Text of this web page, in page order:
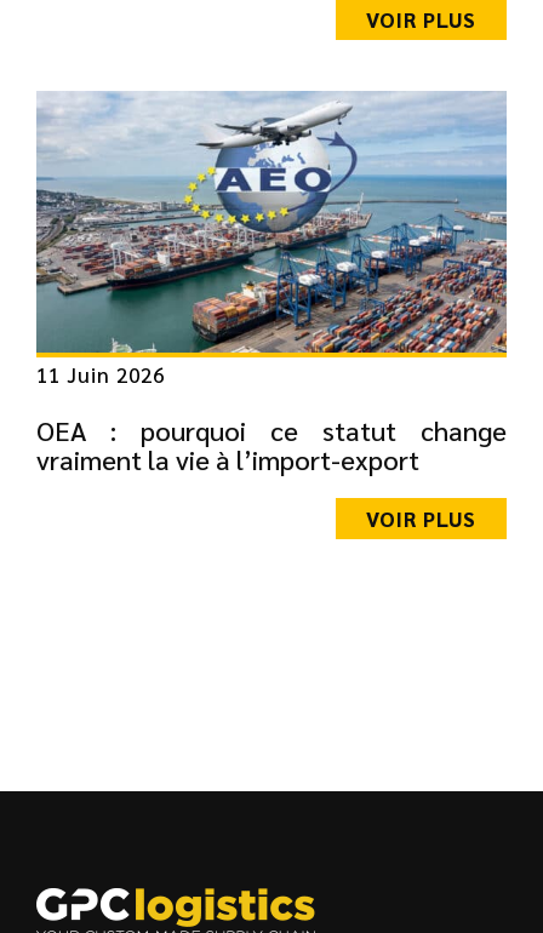
VOIR PLUS
11 Juin 2026
OEA : pourquoi ce statut change
vraiment la vie à l’import-export
VOIR PLUS